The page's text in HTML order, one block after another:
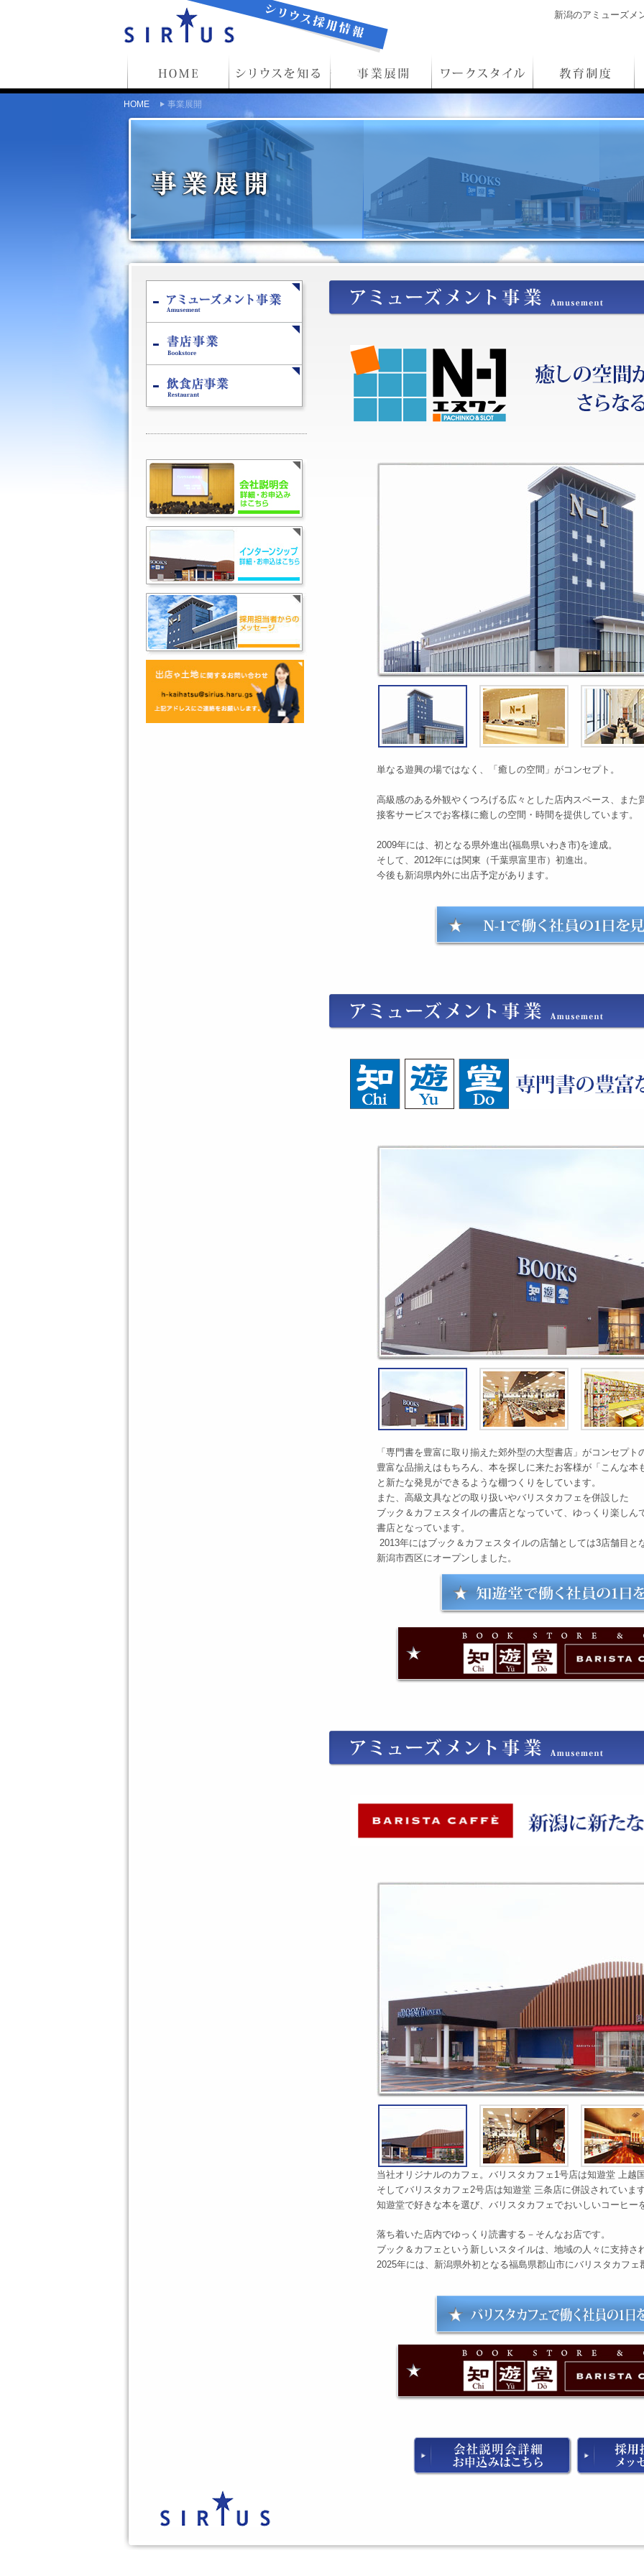
新潟のアミューズメ
HOME 事業展開
単なる遊興の場ではなく、「癒しの空間」がコンセプト。
高級感のある外観やくつろげる広々とした店内スペース、また
接客サービスでお客様に癒しの空間・時間を提供しています。
2009年には、初となる県外進出(福島県いわき市)を達成。
そして、2012年には関東（千葉県富里市）初進出。
今後も新潟県内外に出店予定があります。
「専門書を豊富に取り揃えた郊外型の大型書店」がコンセプト
豊富な品揃えはもちろん、本を探しに来たお客様が「こんな本
と新たな発見ができるような棚つくりをしています。
また、高級文具などの取り扱いやバリスタカフェを併設した
ブック＆カフェスタイルの書店となっていて、ゆっくり楽しん
書店となっています。
2013年にはブック＆カフェスタイルの店舗としては3店舗目と
新潟市西区にオープンしました。
当社オリジナルのカフェ。バリスタカフェ1号店は知遊堂 上越
そしてバリスタカフェ2号店は知遊堂 三条店に併設されていま
知遊堂で好きな本を選び、バリスタカフェでおいしいコーヒー
落ち着いた店内でゆっくり読書する－そんなお店です。
ブック＆カフェという新しいスタイルは、地域の人々に支持さ
2025年には、新潟県外初となる福島県郡山市にバリスタカフ